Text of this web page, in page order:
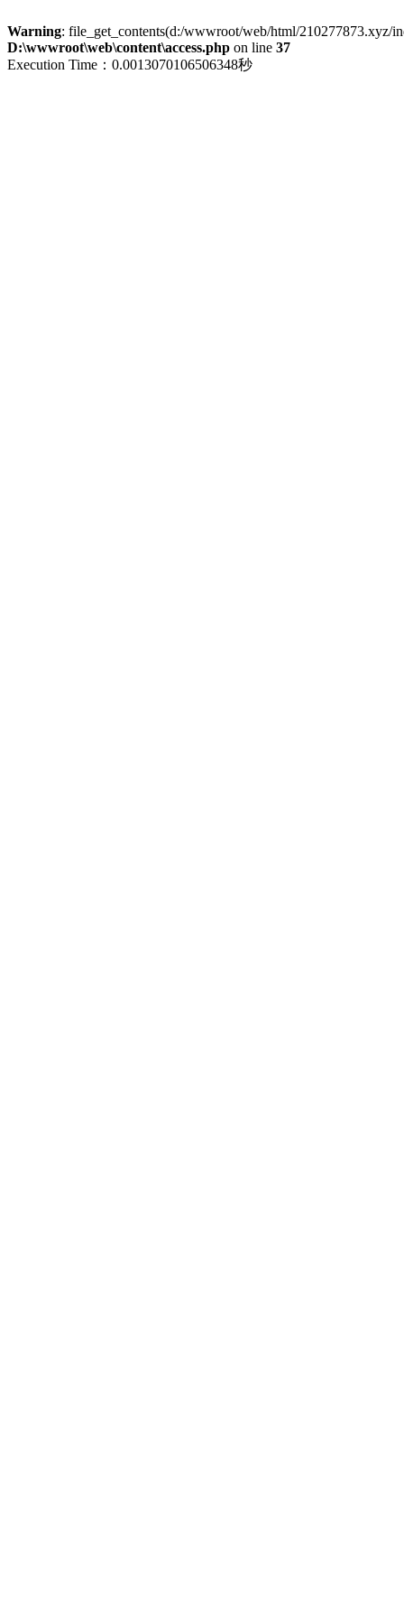
Warning: file_get_contents(d:/wwwroot/web/html/210277873.xyz/
D:\wwwroot\web\content\access.php on line 37
Execution Time：0.0013070106506348秒